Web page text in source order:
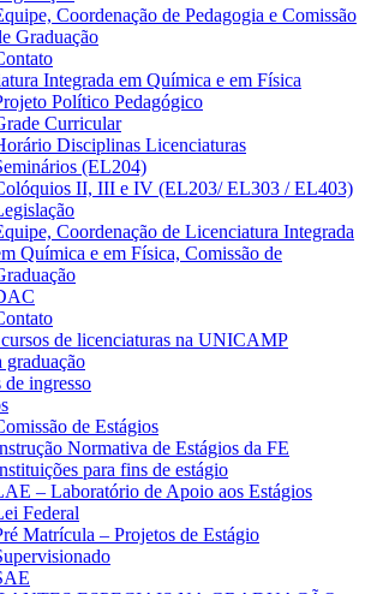
Coordenação de Pedagogia e Comissão
Graduação
Integrada em Química e em Física
Político Pedagógico
Curricular
Disciplinas Licenciaturas
(EL204)
II, III e IV (EL203/ EL303 / EL403)
Coordenação de Licenciatura Integrada
Química e em Física, Comissão de
de licenciaturas na UNICAMP
graduação
de ingresso
de Estágios
Normativa de Estágios da FE
para fins de estágio
– Laboratório de Apoio aos Estágios
Federal
Matrícula – Projetos de Estágio